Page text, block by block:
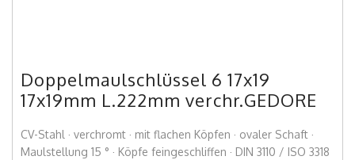
Doppelmaulschlüssel 6 17x19
17x19mm L.222mm verchr.GEDORE
CV-Stahl · verchromt · mit flachen Köpfen · ovaler Schaft ·
Maulstellung 15 ° · Köpfe feingeschliffen · DIN 3110 / ISO 3318